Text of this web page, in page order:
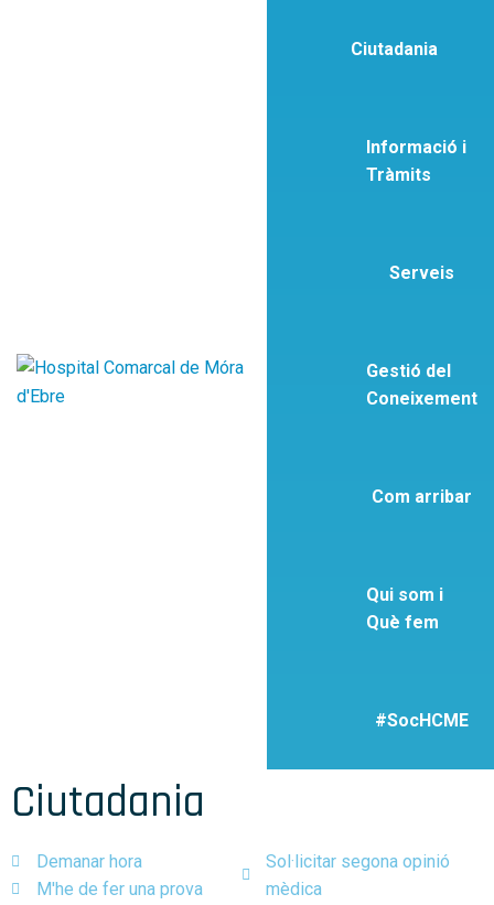
Ciutadania
Informació i
Tràmits
Serveis
Gestió del
Coneixement
Com arribar
Qui som i
Què fem
#SocHCME
Ciutadania
Demanar hora
M'he de fer una prova
Sol·licitar segona opinió
mèdica